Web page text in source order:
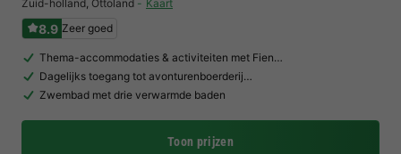
Zuid-holland, Ottoland Kaart
8.9 Zeer goed
Thema-accommodaties & activiteiten met Fien…
Dagelijks toegang tot avonturenboerderij…
Zwembad met drie verwarmde baden
Toon prijzen